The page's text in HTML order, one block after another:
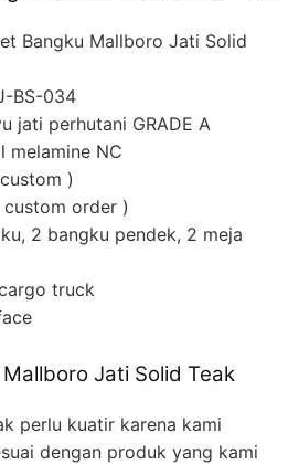
Bangku Mallboro Jati Solid
BS-034
jati perhutani GRADE A
melamine NC
)
custom order )
2 bangku pendek, 2 meja
truck
Jati Solid Teak
perlu kuatir karena kami
dengan produk yang kami